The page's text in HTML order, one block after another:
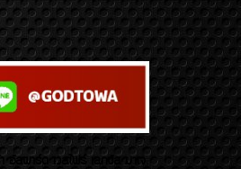
ลพาร์ด เวลไฟร์ เลกซัส มาเจ